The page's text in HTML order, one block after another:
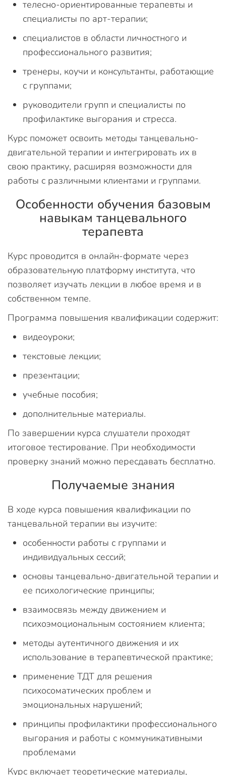
телесно-ориентированные терапевты и
специалисты по арт-терапии;
специалистов в области личностного и
профессионального развития;
тренеры, коучи и консультанты, работающие
с группами;
руководители групп и специалисты по
профилактике выгорания и стресса.
Курс поможет освоить методы танцевально-
двигательной терапии и интегрировать их в
свою практику, расширяя возможности для
работы с различными клиентами и группами.
Особенности обучения базовым
навыкам танцевального
терапевта
Курс проводится в онлайн-формате через
образовательную платформу института, что
позволяет изучать лекции в любое время и в
собственном темпе.
Программа повышения квалификации содержит:
видеоуроки;
текстовые лекции;
презентации;
учебные пособия;
дополнительные материалы.
По завершении курса слушатели проходят
итоговое тестирование. При необходимости
проверку знаний можно пересдавать бесплатно.
Получаемые знания
В ходе курса повышения квалификации по
танцевальной терапии вы изучите:
особенности работы с группами и
индивидуальных сессий;
основы танцевально-двигательной терапии и
ее психологические принципы;
взаимосвязь между движением и
психоэмоциональным состоянием клиента;
методы аутентичного движения и их
использование в терапевтической практике;
применение ТДТ для решения
психосоматических проблем и
эмоциональных нарушений;
принципы профилактики профессионального
выгорания и работы с коммуникативными
проблемами
Курс включает теоретические материалы,